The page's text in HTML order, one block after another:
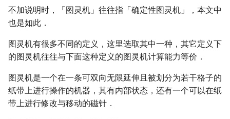
Stern–Brocot 树与 Farey
二次域
Strongly polynomial time
强多项式时间
Weakly polynomial time 弱
Pseudo-polynomial time
伪多项式时间
不加说明时，「图灵机」往往指「确定性图灵机」，本文中
也是如此．
图灵机有很多不同的定义，这里选取其中一种，其它定义下
的图灵机往往与下面这种定义的图灵机计算能力等价．
图灵机是一个在一条可双向无限延伸且被划分为若干格子的
纸带上进行操作的机器，其有内部状态，还有一个可以在纸
带上进行修改与移动的磁针．